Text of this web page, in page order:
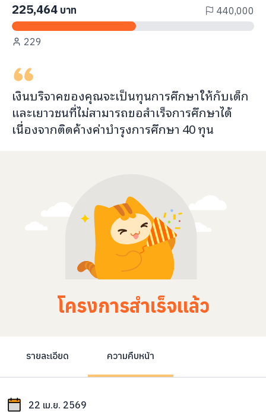
225,464 บาท 440,000
229
เงินบริจาคของคุณจะเป็นทุนการศึกษาให้กับเด็ก
และเยาวชนที่ไม่สามารถขอสำเร็จการศึกษาได้
เนื่องจากติดค้างค่าบำรุงการศึกษา 40ทุน
โครงการสำเร็จแล้ว
รายละเอียด ความคืบหน้า
22 เม.ย. 2569